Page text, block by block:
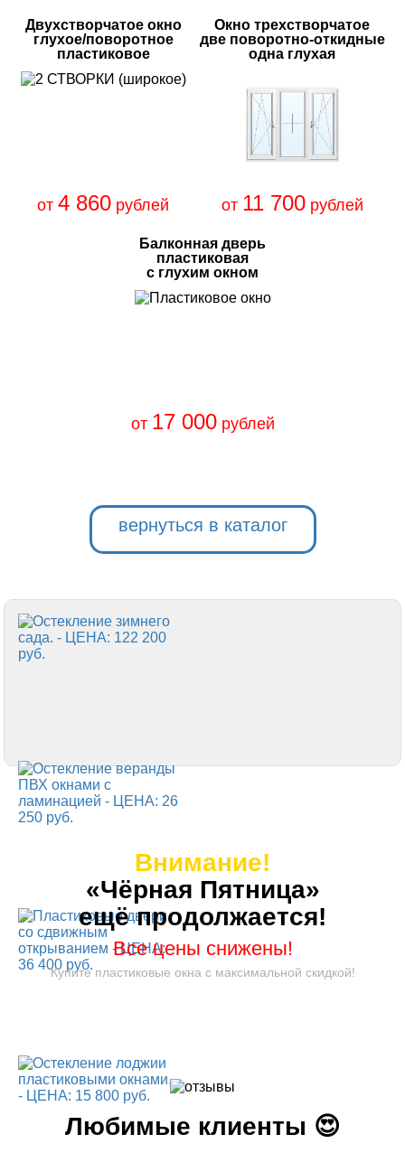
Двухстворчатое окно
глухое/поворотное
пластиковое
от 4 860 рублей
Окно трехстворчатое
две поворотно-откидные
одна глухая
от 11 700рублей
Балконная дверь
пластиковая
с глухим окном
от 17 000рублей
вернуться в каталог
Внимание!
«Чёрная Пятница»
ещё продолжается!
Все цены снижены!
Купите пластиковые окна с максимальной скидкой!
Любимые клиенты 😍